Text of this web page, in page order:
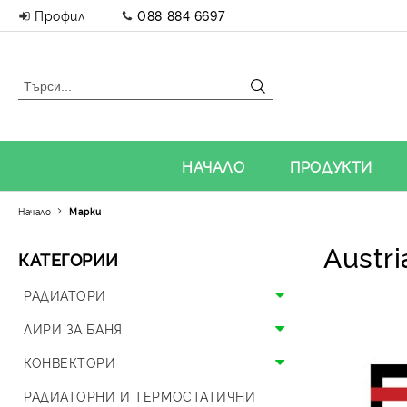
Профил 088 884 6697
НАЧАЛО ПРОДУКТИ
КАТЕГОРИИ
РАДИАТОРИ
Алуминиеви радиатори
Панелни радиатори
Аксесоари за радиатори
ЛИРИ ЗА БАНЯ
Алуминиеви лири
Стоманени лири
КОНВЕКТОРИ
Подови конвектори
РАДИАТОРНИ И ТЕРМОСТАТИЧНИ
Начало Марки